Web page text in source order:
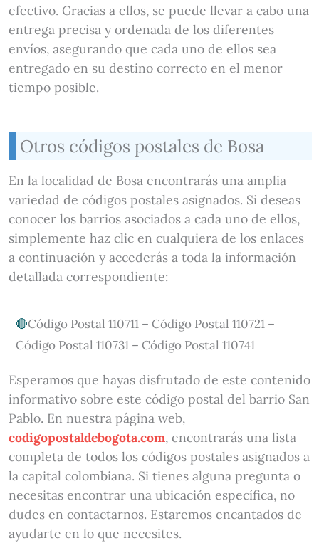
efectivo. Gracias a ellos, se puede llevar a cabo una
entrega precisa y ordenada de los diferentes
envíos, asegurando que cada uno de ellos sea
entregado en su destino correcto en el menor
tiempo posible.
Otros códigos postales de Bosa
En la localidad de Bosa encontrarás una amplia
variedad de códigos postales asignados. Si deseas
conocer los barrios asociados a cada uno de ellos,
simplemente haz clic en cualquiera de los enlaces
a continuación y accederás a toda la información
detallada correspondiente:
Código Postal 110711 – Código Postal 110721 –
Código Postal 110731 – Código Postal 110741
Esperamos que hayas disfrutado de este contenido
informativo sobre este código postal del barrio San
Pablo. En nuestra página web,
codigopostaldebogota.com, encontrarás una lista
completa de todos los códigos postales asignados a
la capital colombiana. Si tienes alguna pregunta o
necesitas encontrar una ubicación específica, no
dudes en contactarnos. Estaremos encantados de
ayudarte en lo que necesites.